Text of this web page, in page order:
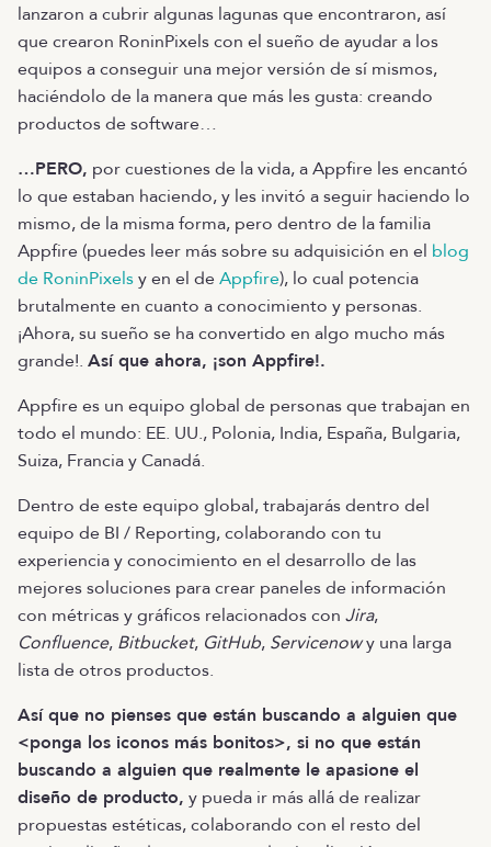
lanzaron a cubrir algunas lagunas que encontraron, así
que crearon RoninPixels con el sueño de ayudar a los
equipos a conseguir una mejor versión de sí mismos,
haciéndolo de la manera que más les gusta: creando
productos de software…
…PERO, por cuestiones de la vida, a Appfire les encantó
lo que estaban haciendo, y les invitó a seguir haciendo lo
mismo, de la misma forma, pero dentro de la familia
Appfire (puedes leer más sobre su adquisición en el blog
de RoninPixelsy en el deAppfire), lo cual potencia
brutalmente en cuanto a conocimiento y personas.
¡Ahora, su sueño se ha convertido en algo mucho más
grande!. Así que ahora, ¡son Appfire!.
Appfire es un equipo global de personas que trabajan en
todo el mundo: EE. UU., Polonia, India, España, Bulgaria,
Suiza, Francia y Canadá.
Dentro de este equipo global, trabajarás dentro del
equipo de BI / Reporting, colaborando con tu
experiencia y conocimiento en el desarrollo de las
mejores soluciones para crear paneles de información
con métricas y gráficos relacionados con Jira,
Confluence, Bitbucket, GitHub, Servicenowy una larga
lista de otros productos.
Así que no pienses que están buscando a alguien que
<ponga los iconos más bonitos>, si no que están
buscando a alguien que realmente le apasione el
diseño de producto, y pueda ir más allá de realizar
propuestas estéticas, colaborando con el resto del